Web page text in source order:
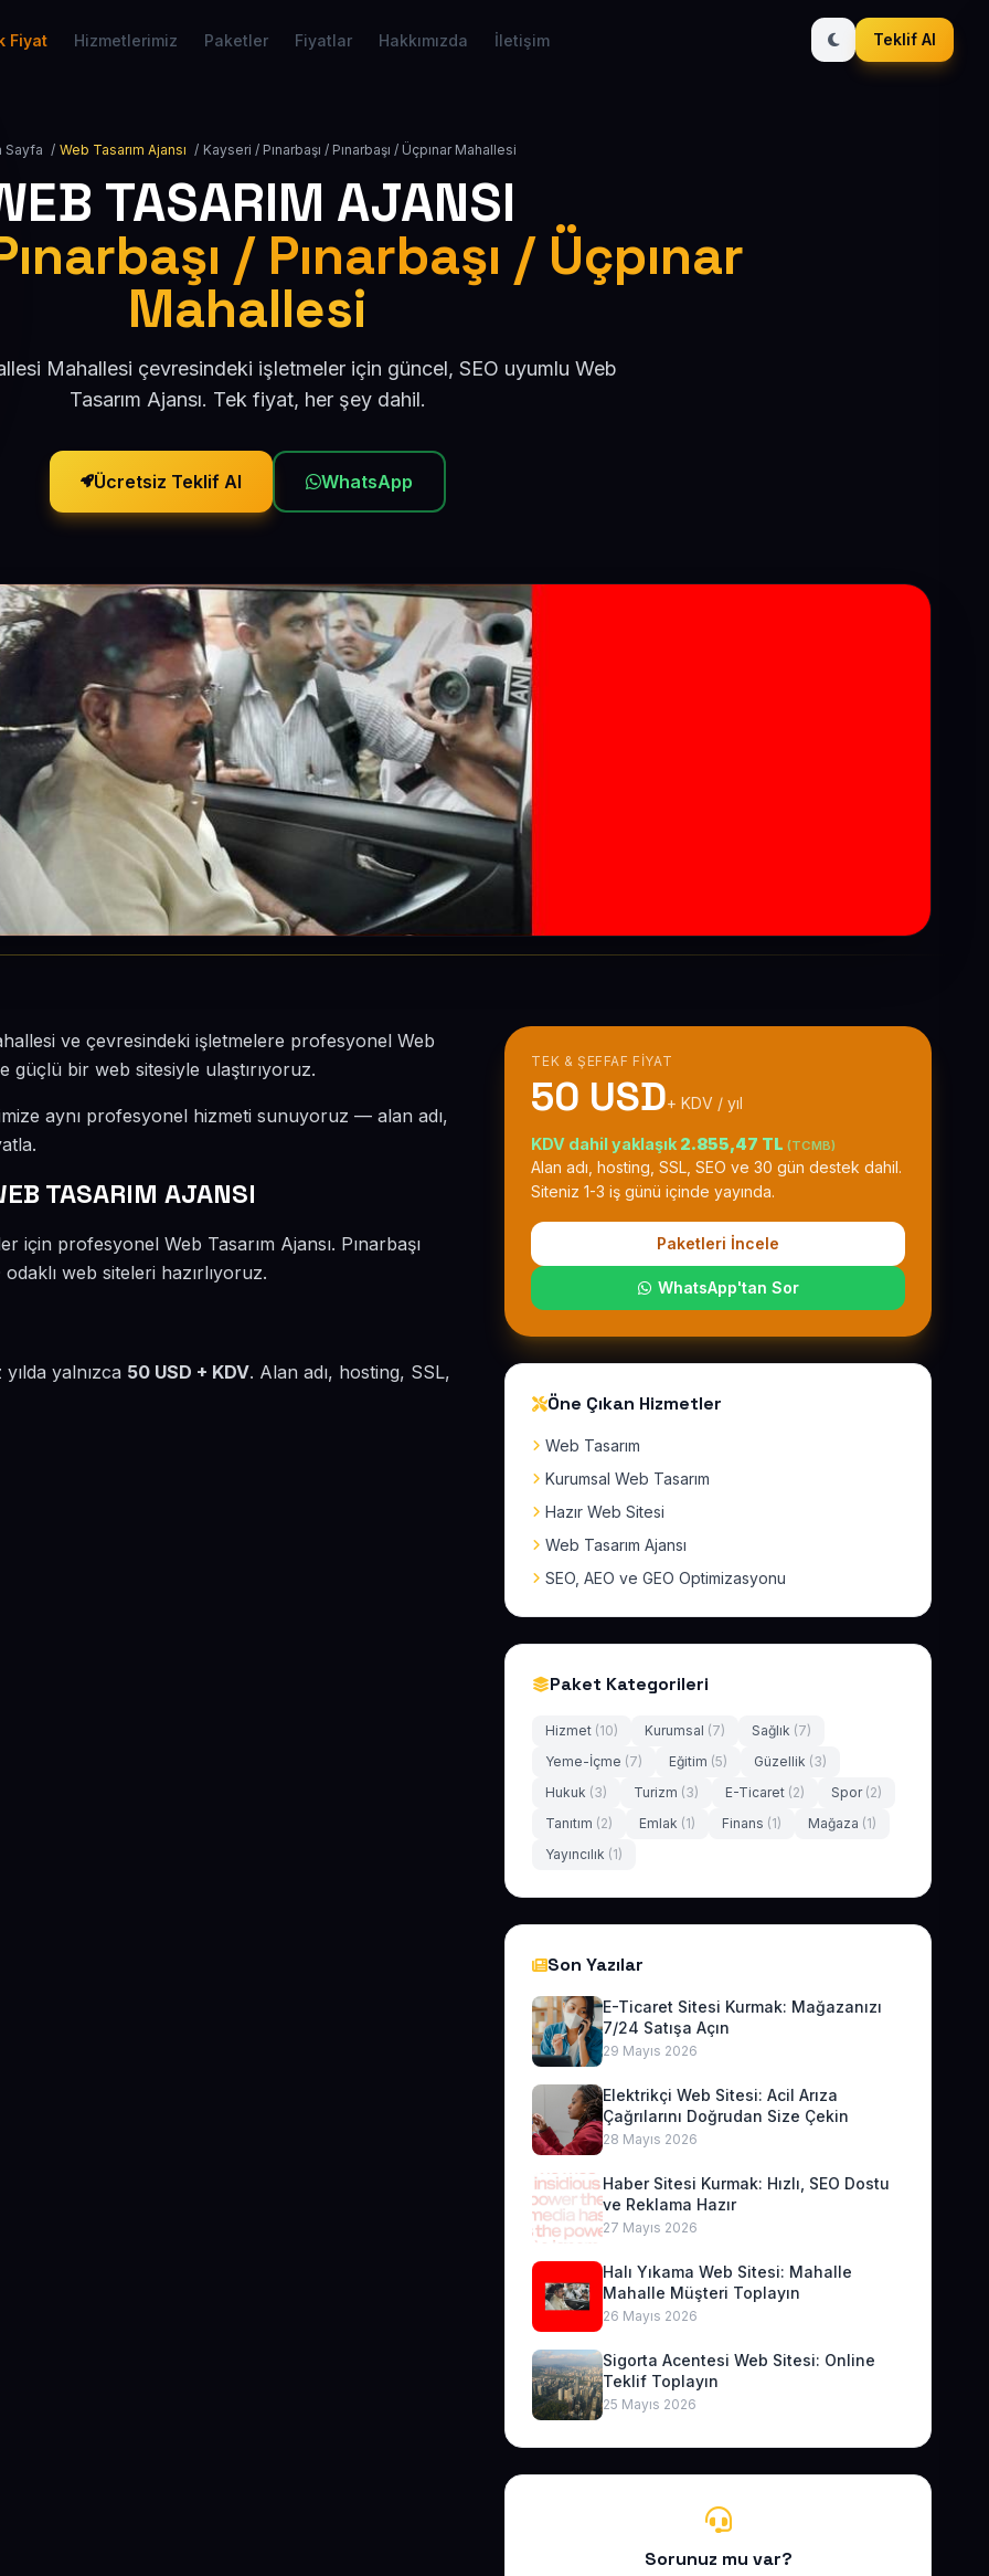
Fiyat Hizmetlerimiz Paketler Fiyatlar Hakkımızda İletişim Teklif Al
Sayfa / Web Tasarım Ajansı / Kayseri / Pınarbaşı / Pınarbaşı / Üçpınar Mahallesi
TASARIM AJANSI
/ Pınarbaşı / Üçpınar
Mahallesi
Mahallesi çevresindeki işletmeler için güncel, SEO uyumlu Web
Tasarım Ajansı. Tek fiyat, her şey dahil.
Ücretsiz Teklif Al WhatsApp
ve çevresindeki işletmelere profesyonel Web
güçlü bir web sitesiyle ulaştırıyoruz.
aynı profesyonel hizmeti sunuyoruz — alan adı,
TASARIM AJANSI
için profesyonel Web Tasarım Ajansı. Pınarbaşı
web siteleri hazırlıyoruz.
yalnızca 50 USD + KDV. Alan adı, hosting, SSL,
TEK & ŞEFFAF FIYAT
50 USD+ KDV / yıl
KDV dahil yaklaşık 2.855,47 TL (TCMB)
Alan adı, hosting, SSL, SEO ve 30 gün destek dahil.
Siteniz 1-3 iş günü içinde yayında.
Paketleri İncele
WhatsApp'tan Sor
Öne Çıkan Hizmetler
Web Tasarım
Kurumsal Web Tasarım
Hazır Web Sitesi
Web Tasarım Ajansı
SEO, AEO ve GEO Optimizasyonu
Paket Kategorileri
Hizmet (10) Kurumsal (7) Sağlık (7)
Yeme-İçme (7) Eğitim (5) Güzellik (3)
Hukuk (3) Turizm (3) E-Ticaret (2) Spor (2)
Tanıtım (2) Emlak (1) Finans (1) Mağaza (1)
Yayıncılık (1)
Son Yazılar
E-Ticaret Sitesi Kurmak: Mağazanızı
7/24 Satışa Açın
29 Mayıs 2026
Elektrikçi Web Sitesi: Acil Arıza
Çağrılarını Doğrudan Size Çekin
28 Mayıs 2026
Haber Sitesi Kurmak: Hızlı, SEO Dostu
ve Reklama Hazır
27 Mayıs 2026
Halı Yıkama Web Sitesi: Mahalle
Mahalle Müşteri Toplayın
26 Mayıs 2026
Sigorta Acentesi Web Sitesi: Online
Teklif Toplayın
25 Mayıs 2026
Sorunuz mu var?